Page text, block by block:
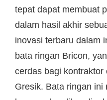
tepat dapat membuat
dalam hasil akhir
inovasi terbaru dalam
bata ringan Bricon,
cerdas bagi kontraktor
Gresik. Bata ringan ini